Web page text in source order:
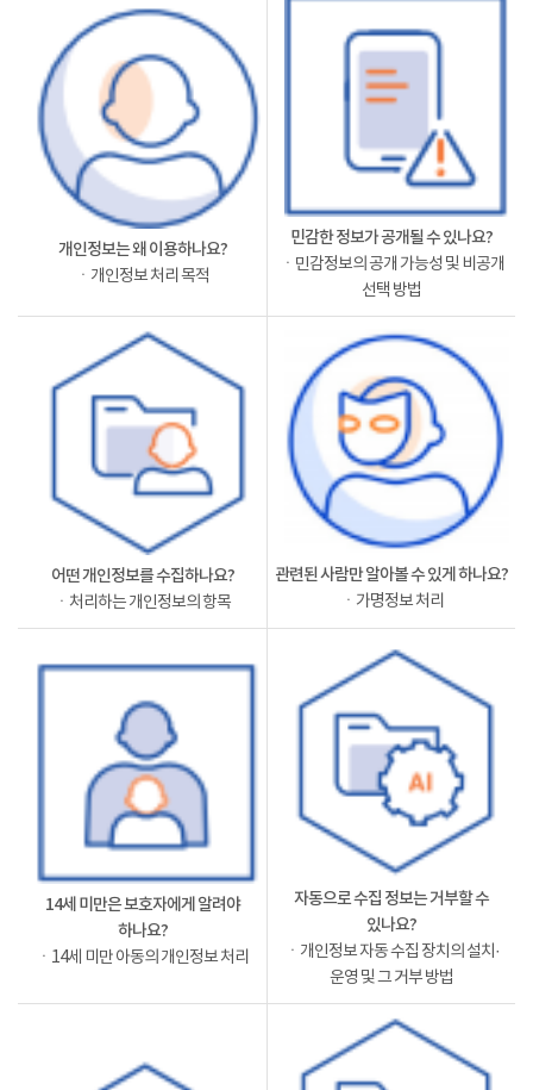
개인정보는 왜 이용하나요?
ㆍ개인정보 처리 목적
민감한 정보가 공개될 수 있나요?
ㆍ민감정보의 공개 가능성 및 비공개
선택 방법
어떤 개인정보를 수집하나요?
ㆍ처리하는 개인정보의 항목
관련된 사람만 알아볼 수 있게 하나요?
ㆍ가명정보 처리
14세 미만은 보호자에게 알려야
하나요?
ㆍ14세 미만 아동의 개인정보 처리
자동으로 수집 정보는 거부할 수
있나요?
ㆍ개인정보 자동 수집 장치의 설치·
운영 및 그 거부 방법